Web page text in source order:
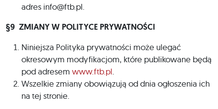
adres info@ftb.pl
§9 ZMIANY W POLITYCE PRYWATNOŚCI
Niniejsza Polityka prywatności może ulegać
okresowym modyfikacjom, które publikowane będą
pod adresem www.ftb.pl
Wszelkie zmiany obowiązują od dnia ogłoszenia ich
na tej stronie.